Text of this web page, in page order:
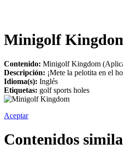
Minigolf
Contenido: Minigolf Kingdom
Descripción: ¡Mete la pelotita en el
Idioma(s): Inglés
Etiquetas: golf sports holes
Aceptar
Contenidos